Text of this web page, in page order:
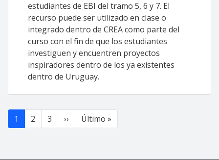
estudiantes de EBI del tramo 5, 6 y 7. El
recurso puede ser utilizado en clase o
integrado dentro de CREA como parte del
curso con el fin de que los estudiantes
investiguen y encuentren proyectos
inspiradores dentro de los ya existentes
dentro de Uruguay.
Paginación
1 2 3 ›› Siguiente página
Último »